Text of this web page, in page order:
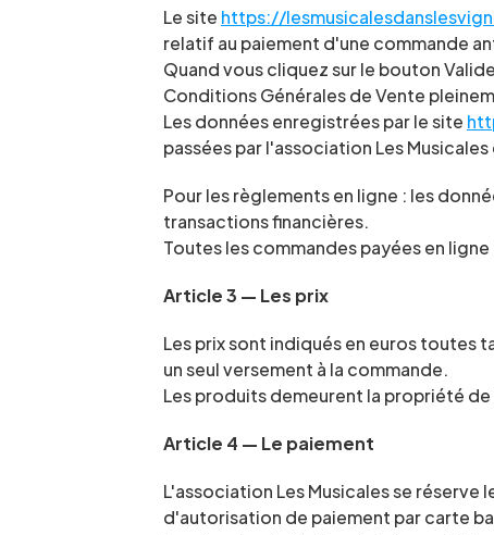
Le site https://
relatif au paiement d'une commande
Quand vous cliquez sur le bouton
Conditions Générales de Vente
Les données enregistrées par le site
passées par l'association Les
Pour les règlements en ligne : les
transactions financières.
Toutes les commandes payées en
Article 3 — Les prix
Les prix sont indiqués en euros toutes
un seul versement à la commande.
Les produits demeurent la propriété
Article 4 — Le paiement
L'association Les Musicales se
d'autorisation de paiement par carte